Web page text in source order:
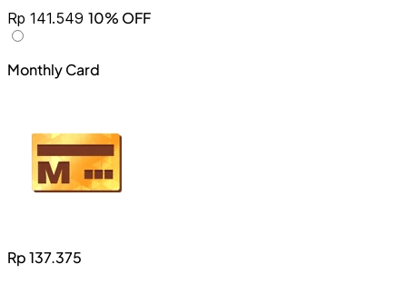
Rp 141.549 10% OFF
Monthly Card
Rp 137.375